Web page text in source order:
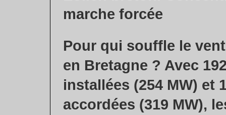
marche forcée
Pour qui souffle le
en Bretagne ? Avec
installées (254 MW) et
accordées (319 MW),